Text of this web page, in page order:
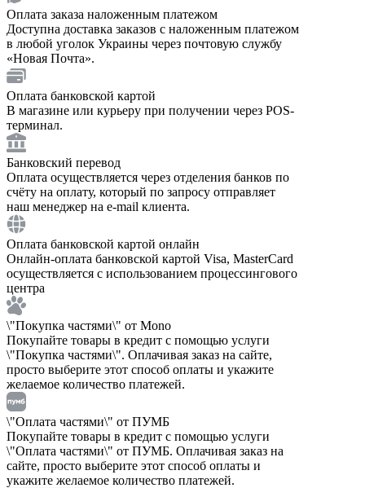
Оплата заказа наложенным платежом
Доступна доставка заказов с наложенным платежом
в любой уголок Украины через почтовую службу
«Новая Почта».
Оплата банковской картой
В магазине или курьеру при получении через POS-
терминал.
Банковский перевод
Оплата осуществляется через отделения банков по
счёту на оплату, который по запросу отправляет
наш менеджер на e-mail клиента.
Оплата банковской картой онлайн
Онлайн-оплата банковской картой Visa, MasterCard
осуществляется с использованием процессингового
центра
\"Покупка частями\" от Mono
Покупайте товары в кредит с помощью услуги
\"Покупка частями\". Оплачивая заказ на сайте,
просто выберите этот способ оплаты и укажите
желаемое количество платежей.
\"Оплата частями\" от ПУМБ
Покупайте товары в кредит с помощью услуги
\"Оплата частями\" от ПУМБ. Оплачивая заказ на
сайте, просто выберите этот способ оплаты и
укажите желаемое количество платежей.